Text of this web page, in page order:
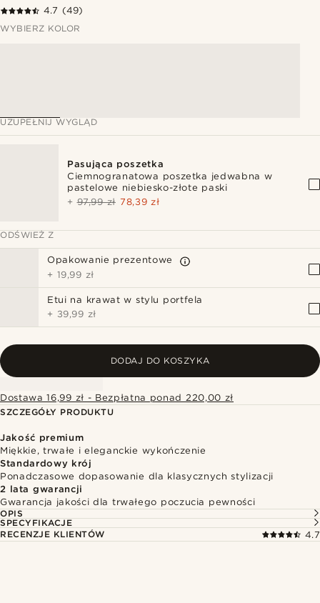
4.7 (49)
WYBIERZ KOLOR
UZUPEŁNIJ WYGLĄD
Pasująca poszetka
Ciemnogranatowa poszetka jedwabna w
pastelowe niebiesko-złote paski
+97,99 zł 78,39 zł
ODŚWIEŻ Z
Opakowanie prezentowe
+ 19,99 zł
Etui na krawat w stylu portfela
+ 39,99 zł
DODAJ DO KOSZYKA
Dostawa 16,99 zł - Bezpłatna ponad 220,00 zł
SZCZEGÓŁY PRODUKTU
Jakość premium
Miękkie, trwałe i eleganckie wykończenie
Standardowy krój
Ponadczasowe dopasowanie dla klasycznych stylizacji
2 lata gwarancji
Gwarancja jakości dla trwałego poczucia pewności
OPIS
SPECYFIKACJE
RECENZJE KLIENTÓW
4.7